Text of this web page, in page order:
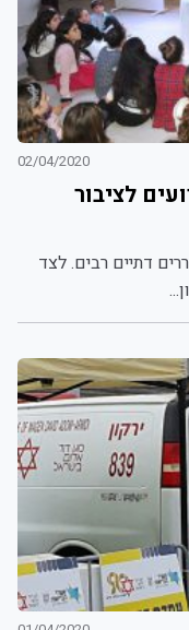
02/04/2020
לציבור
דתיים רבים. לצד